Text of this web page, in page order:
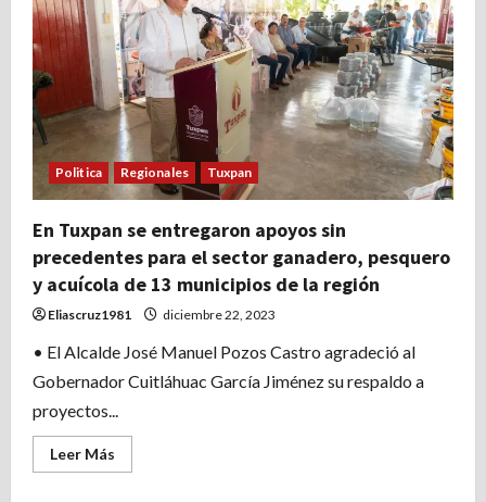
recibieron
becas
Día
Solidario,
de
Naturgy
Politica Regionales Tuxpan
En Tuxpan se entregaron apoyos sin
precedentes para el sector ganadero, pesquero
y acuícola de 13 municipios de la región
Eliascruz1981 diciembre 22, 2023
• El Alcalde José Manuel Pozos Castro agradeció al
Gobernador Cuitláhuac García Jiménez su respaldo a
proyectos...
Leer Más
más